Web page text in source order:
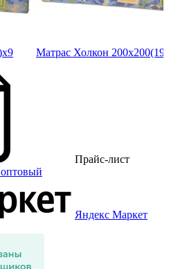
Матрас Холкон
Прайс-лист
Яндекс Маркет